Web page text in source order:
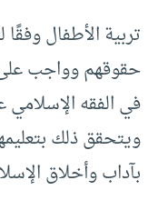
تربية الأطفال
حقوقهم وواجب على
في الفقه الإسلامي
ويتحقق ذلك
بآداب وأخلاق